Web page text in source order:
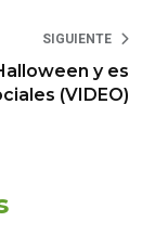
SIGUIENTE
y es
(VIDEO)